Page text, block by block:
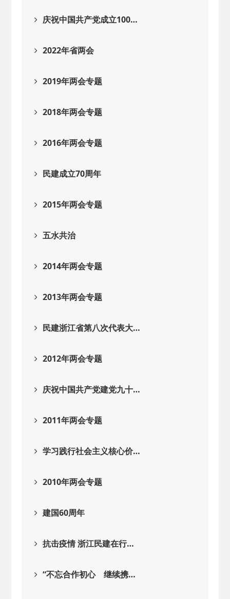
庆祝中国共产党成立100…
2022年省两会
2019年两会专题
2018年两会专题
2016年两会专题
民建成立70周年
2015年两会专题
五水共治
2014年两会专题
2013年两会专题
民建浙江省第八次代表大…
2012年两会专题
庆祝中国共产党建党九十…
2011年两会专题
学习践行社会主义核心价…
2010年两会专题
建国60周年
抗击疫情 浙江民建在行…
“不忘合作初心 继续携…